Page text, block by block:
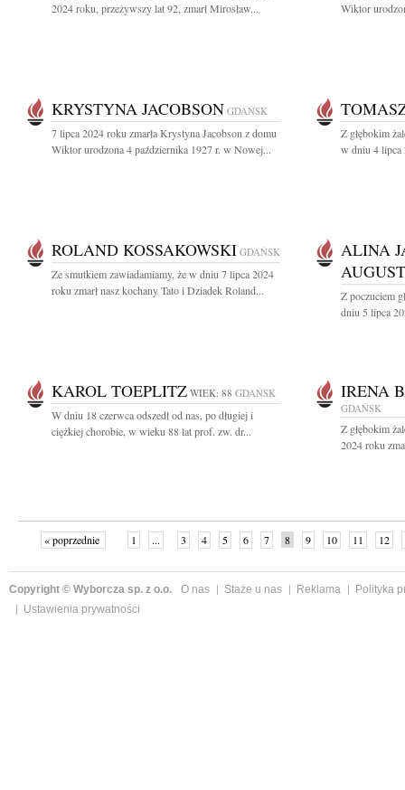
2024 roku, przeżywszy lat 92, zmarł Mirosław...
Wiktor
KRYSTYNA JACOBSON GDAŃSK
7 lipca 2024 roku zmarła Krystyna Jacobson z domu
Wiktor urodzona 4 października 1927 r. w Nowej...
Z głębokim
w dniu 4 lipca
ROLAND KOSSAKOWSKI GDAŃSK
Ze smutkiem zawiadamiamy, że w dniu 7 lipca 2024
roku zmarł nasz kochany Tato i Dziadek Roland...
ALINA
Z poczuciem
dniu 5 lipca
KAROL TOEPLITZ WIEK: 88 GDAŃSK
W dniu 18 czerwca odszedł od nas, po długiej i
ciężkiej chorobie, w wieku 88 lat prof. zw. dr...
IRENA
GDAŃSK
Z głębokim
2024 roku
« poprzednie 1 ... 3 4 5 6 7 8 9 10 11 12
Copyright © Wyborcza sp. z o.o. O nas Staże u nas Reklama
Polityka
Ustawienia prywatności